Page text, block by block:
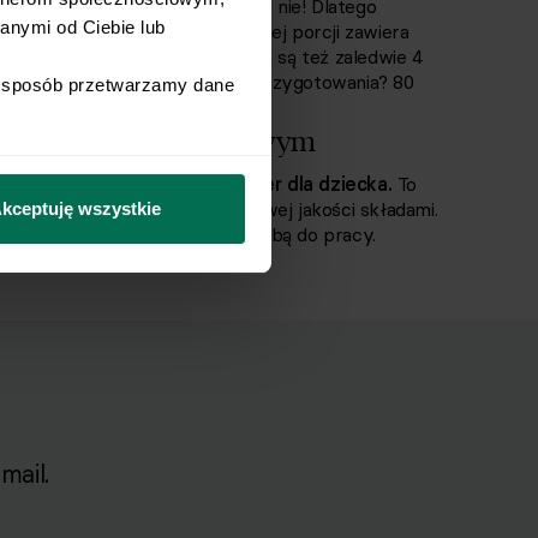
od Ciebie lub
przetwarzamy dane
wszystkie
słodkości? Zdecydowanie nie! Dlatego
orzechowym, które w jednej porcji zawiera
brak zbędnego cukru. Atutem są też zaledwie 4
w roli głównej. Czas przygotowania? 80
z masłem orzechowym
także dobry pomysł na deser dla dziecka. To
gotowce ze sklepu z wątpliwej jakości składami.
ale też zabrać ze sobą do pracy.